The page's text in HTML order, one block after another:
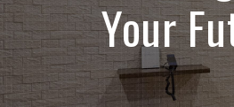
NEWS お知らせ